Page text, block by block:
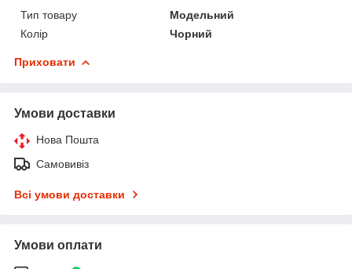
Тип товару
Модельний
Колір
Чорний
Приховати
Умови доставки
Нова Пошта
Самовивіз
Всі умови доставки
Умови оплати